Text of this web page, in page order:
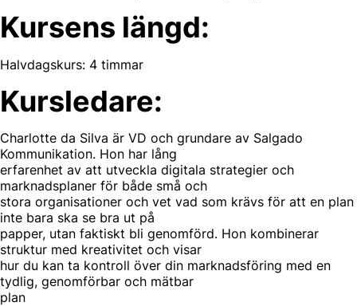
Kursens längd:
Halvdagskurs: 4 timmar
Kursledare:
Charlotte da Silva är VD och grundare av Salgado
Kommunikation. Hon har lång
erfarenhet av att utveckla digitala strategier och
marknadsplaner för både små och
stora organisationer och vet vad som krävs för att en plan
inte bara ska se bra ut på
papper, utan faktiskt bli genomförd. Hon kombinerar
struktur med kreativitet och visar
hur du kan ta kontroll över din marknadsföring med en
tydlig, genomförbar och mätbar
plan